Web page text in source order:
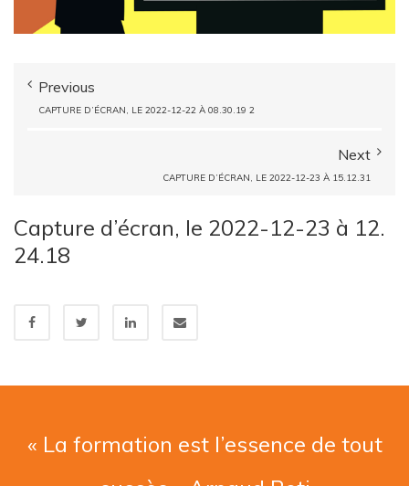
Previous
CAPTURE D’ÉCRAN, LE 2022-12-22 À 08.30.19 2
Next
CAPTURE D’ÉCRAN, LE 2022-12-23 À 15.12.31
Capture d’écran, le 2022-12-23 à 12.
24.18
« La formation est l’essence de tout